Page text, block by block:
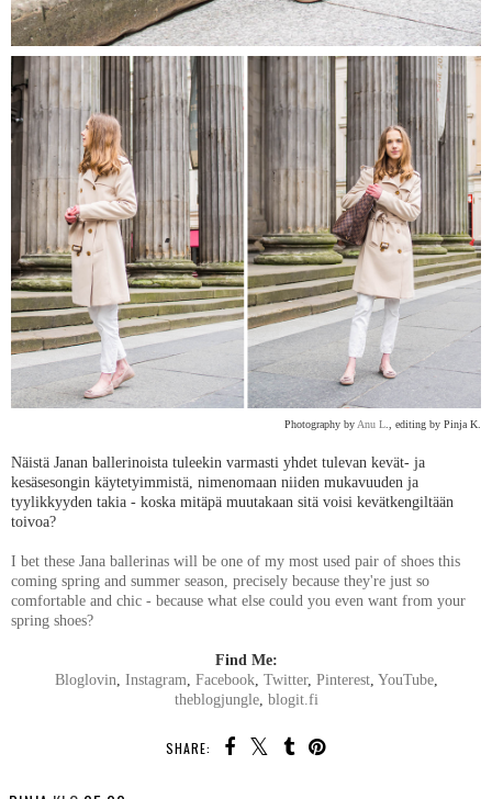
Photography byAnu L., editing by Pinja K.
Näistä Janan ballerinoista tuleekin varmasti yhdet tulevan kevät- ja
kesäsesongin käytetyimmistä, nimenomaan niiden mukavuuden ja
tyylikkyyden takia - koska mitäpä muutakaan sitä voisi kevätkengiltään
toivoa?
I bet these Jana ballerinas will be one of my most used pair of shoes this
coming spring and summer season, precisely because they're just so
comfortable and chic - because what else could you even want from your
spring shoes?
Find Me:
Bloglovin, Instagram, Facebook, Twitter, Pinterest, YouTube,
theblogjungle, blogit.fi
SHARE: